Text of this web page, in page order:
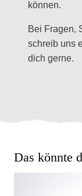
können.
Bei Fragen,
schreib uns
dich gerne.
Das könnte